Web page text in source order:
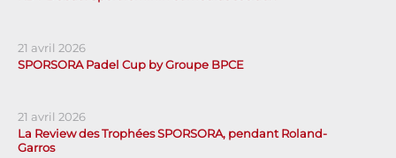
21 avril 2026
SPORSORA Padel Cup by Groupe BPCE
21 avril 2026
La Review des Trophées SPORSORA, pendant Roland-
Garros